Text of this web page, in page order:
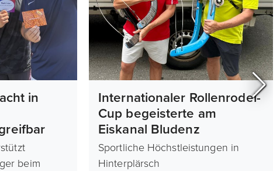
in
beim
Internationaler Rollenrodel-
Cup begeisterte am
Eiskanal Bludenz
Sportliche Höchstleistungen in
Hinterplärsch